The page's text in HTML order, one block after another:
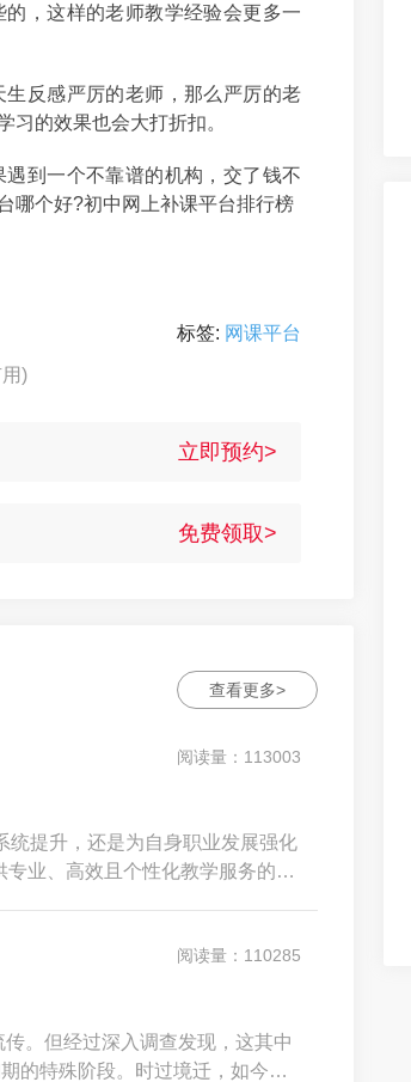
，这样的老师教学经验会更多一
反感严厉的老师，那么严厉的老
习的效果也会大打折扣。
到一个不靠谱的机构，交了钱不
哪个好?初中网上补课平台排行榜
标签: 网课平台
)
立即预约>
免费领取>
查看更多>
阅读量：113003
统提升，还是为自身职业发展强化
业、高效且个性化教学服务的可
阅读量：110285
。但经过深入调查发现，这其中
的特殊阶段。时过境迁，如今的